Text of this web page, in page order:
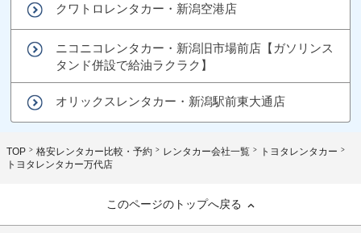
クワトロレンタカー・新潟空港店
ニコニコレンタカー・新潟旧市場前店【ガソリンス
タンド併設で給油ラクラク】
オリックスレンタカー・新潟駅前東大通店
TOP 格安レンタカー比較・予約 レンタカー会社一覧
トヨタレンタカー
トヨタレンタカー万代店
このページのトップへ戻る